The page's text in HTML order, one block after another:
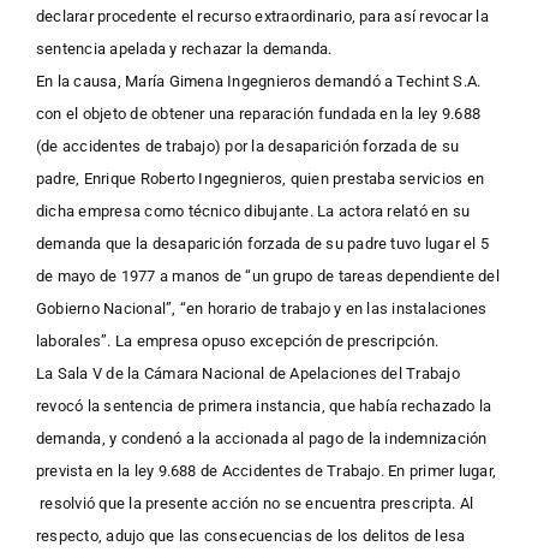
declarar procedente el recurso extraordinario, para así revocar la
sentencia apelada y rechazar la demanda.
En la causa, María Gimena Ingegnieros demandó a Techint S.A.
con el objeto de obtener una reparación fundada en la ley 9.688
(de accidentes de trabajo) por la desaparición forzada de su
padre, Enrique Roberto Ingegnieros, quien prestaba servicios en
dicha empresa como técnico dibujante. La actora relató en su
demanda que la desaparición forzada de su padre tuvo lugar el 5
de mayo de 1977 a manos de “un grupo de tareas dependiente del
Gobierno Nacional”, “en horario de trabajo y en las instalaciones
laborales”. La empresa opuso excepción de prescripción.
La Sala V de la Cámara Nacional de Apelaciones del Trabajo
revocó la sentencia de primera instancia, que había rechazado la
demanda, y condenó a la accionada al pago de la indemnización
prevista en la ley 9.688 de Accidentes de Trabajo. En primer lugar,
resolvió que la presente acción no se encuentra prescripta. Al
respecto, adujo que las consecuencias de los delitos de lesa